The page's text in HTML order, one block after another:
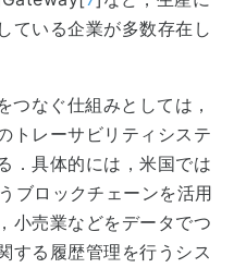
ている企業が多数存在し
つなぐ仕組みとしては，
トレーサビリティシステ
．具体的には，米国では
ブロックチェーンを活用
小売業などをデータでつ
する履歴管理を行うシス